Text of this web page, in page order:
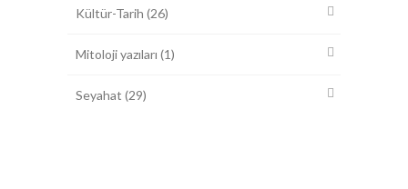
Kültür-Tarih (26)
Mitoloji yazıları (1)
Seyahat (29)